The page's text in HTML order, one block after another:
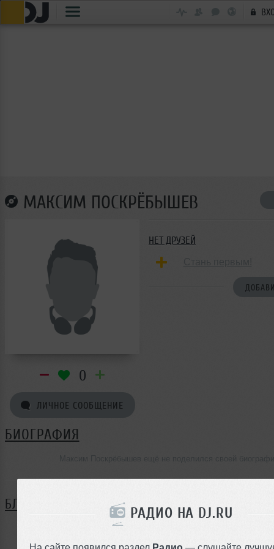
РАДИО НА DJ.RU
На сайте появился раздел Радио — слушайте
МАКСИМ ПОСКРЁБЫШЕВ
0
ЛИЧНОЕ СООБЩЕНИЕ
НЕТ ДРУЗЕЙ
БИОГРАФИЯ
БЛОГ